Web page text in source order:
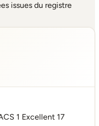
issues du registre
1 Excellent 17